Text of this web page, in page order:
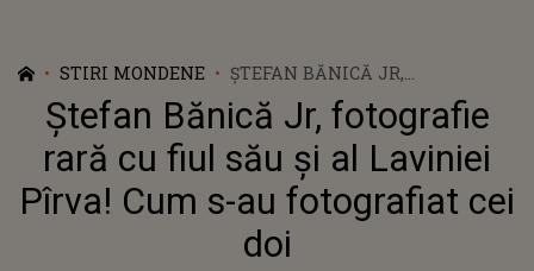
STIRI MONDENE
ȘTEFAN BĂNICĂ JR,
FOTOGRAFIE RARĂ CU FIUL
SĂU ȘI AL LAVINIEI PÎRVA! CUM
S-AU FOTOGRAFIAT CEI DOI
Ștefan Bănică Jr, fotografie
rară cu fiul său și al Laviniei
Pîrva! Cum s-au fotografiat cei
doi